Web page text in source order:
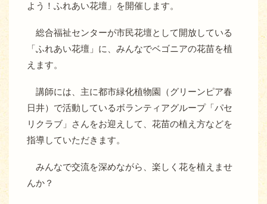
よう！ふれあい花壇」を開催します。
総合福祉センターが市民花壇として開放している
「ふれあい花壇」に、みんなでベゴニアの花苗を植
えます。
講師には、主に都市緑化植物園（グリーンピア春
日井）で活動しているボランティアグループ「パセ
リクラブ」さんをお迎えして、花苗の植え方などを
指導していただきます。
みんなで交流を深めながら、楽しく花を植えませ
んか？